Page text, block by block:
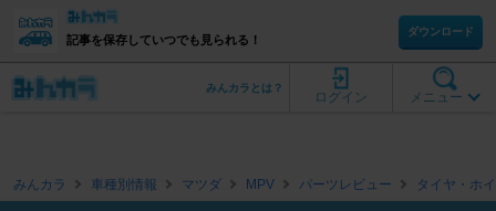
記事を保存していつでも見られる！
ダウンロード
メニュー
ログイン
みんカラとは？
みんカラ 車種別情報 マツダ MPV パーツレビュー タイヤ・ホ